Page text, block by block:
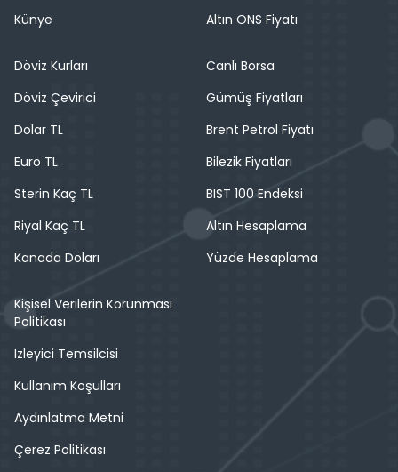
Künye
Altın ONS Fiyatı
Döviz Kurları
Döviz Çevirici
Dolar TL
Euro TL
Sterin Kaç TL
Riyal Kaç TL
Kanada Doları
Canlı Borsa
Gümüş Fiyatları
Brent Petrol Fiyatı
Bilezik Fiyatları
BIST 100 Endeksi
Altın Hesaplama
Yüzde Hesaplama
Kişisel Verilerin Korunması
Politikası
İzleyici Temsilcisi
Kullanım Koşulları
Aydınlatma Metni
Çerez Politikası